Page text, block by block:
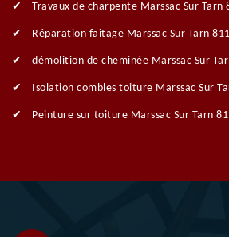
Travaux de charpente Marssac Sur Tarn
Réparation faitage Marssac Sur Tarn
démolition de cheminée Marssac Sur
Isolation combles toiture Marssac Sur
Peinture sur toiture Marssac Sur Tarn